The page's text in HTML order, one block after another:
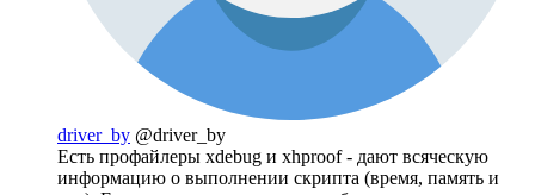
driver_by @driver_by
Есть профайлеры xdebug и xhproof - дают всяческую
информацию о выполнении скрипта (время, память и